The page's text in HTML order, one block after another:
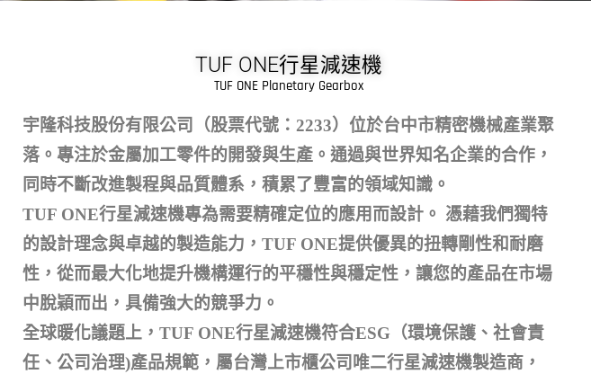
TUF ONE行星減速機
TUF ONE Planetary Gearbox
宇隆科技股份有限公司（股票代號：2233）位於台中市精密機械產業聚
落。專注於金屬加工零件的開發與生產。通過與世界知名企業的合作，
同時不斷改進製程與品質體系，積累了豐富的領域知識。
TUF ONE行星減速機專為需要精確定位的應用而設計。 憑藉我們獨特
的設計理念與卓越的製造能力，TUF ONE提供優異的扭轉剛性和耐磨
性，從而最大化地提升機構運行的平穩性與穩定性，讓您的產品在市場
中脫穎而出，具備強大的競爭力。
全球暖化議題上，TUF ONE行星減速機符合ESG（環境保護、社會責
任、公司治理)產品規範， 屬台灣上市櫃公司唯二行星減速機製造商，